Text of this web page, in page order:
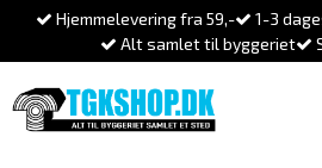
Hjemmelevering fra 59,-
1-3
Alt samlet til byggeriet